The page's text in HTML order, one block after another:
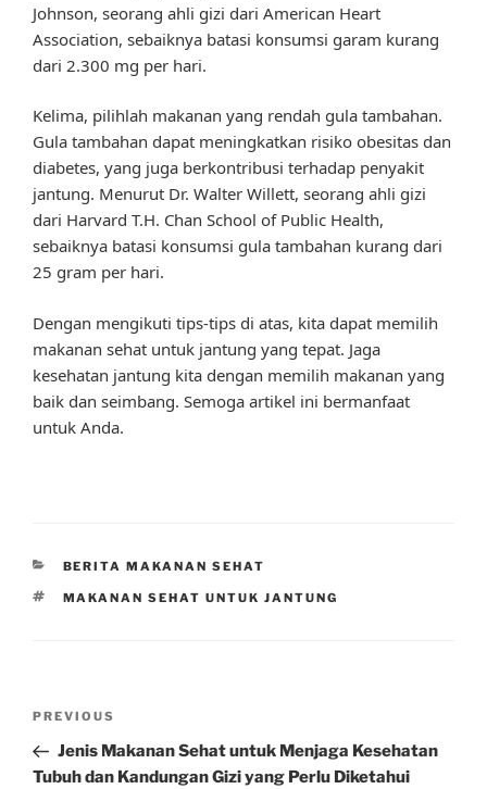
Johnson, seorang ahli gizi dari American Heart
Association, sebaiknya batasi konsumsi garam kurang
dari 2.300 mg per hari.
Kelima, pilihlah makanan yang rendah gula tambahan.
Gula tambahan dapat meningkatkan risiko obesitas dan
diabetes, yang juga berkontribusi terhadap penyakit
jantung. Menurut Dr. Walter Willett, seorang ahli gizi
dari Harvard T.H. Chan School of Public Health,
sebaiknya batasi konsumsi gula tambahan kurang dari
25 gram per hari.
Dengan mengikuti tips-tips di atas, kita dapat memilih
makanan sehat untuk jantung yang tepat. Jaga
kesehatan jantung kita dengan memilih makanan yang
baik dan seimbang. Semoga artikel ini bermanfaat
untuk Anda.
CATEGORIES
BERITA MAKANAN SEHAT
TAGS
MAKANAN SEHAT UNTUK JANTUNG
Previous
Post
PREVIOUS
Jenis Makanan Sehat untuk Menjaga Kesehatan
Tubuh dan Kandungan Gizi yang Perlu Diketahui